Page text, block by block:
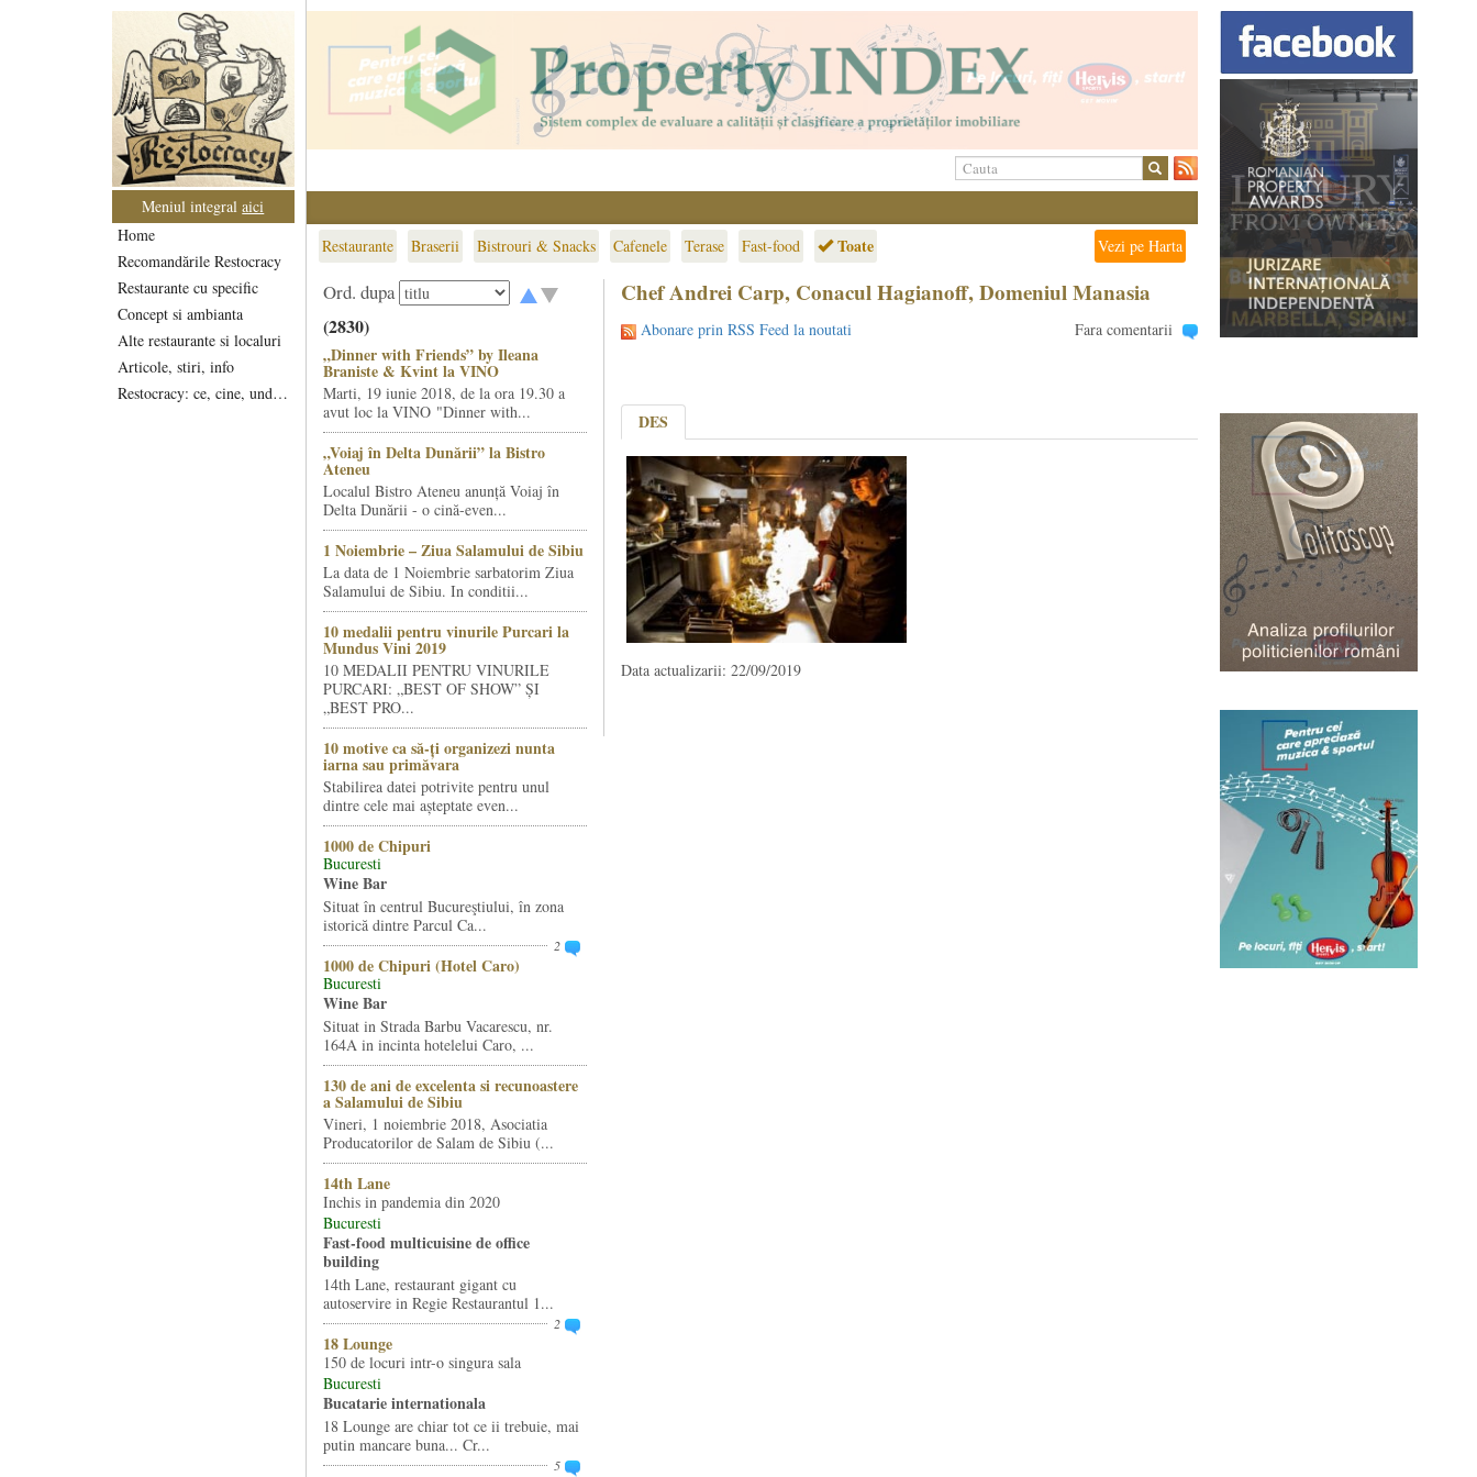
Meniul integralaici
Home
Recomandările Restocracy
Restaurante cu specific
Concept si ambianta
Alte restaurante si localuri
Articole, stiri, info
Restocracy: ce, cine, unde...
Restaurante Braserii Bistrouri & Snacks Cafenele Terase Fast-food Toate Vezi pe Harta
Ord. dupa
(2830)
„Dinner with Friends” by Ileana
Braniste & Kvint la VINO
Marti, 19 iunie 2018, de la ora 19.30 a
avut loc la VINO "Dinner with...
„Voiaj în Delta Dunării” la Bistro
Ateneu
Localul Bistro Ateneu anunță Voiaj în
Delta Dunării - o cină-even...
1 Noiembrie – Ziua Salamului de Sibiu
La data de 1 Noiembrie sarbatorim Ziua
Salamului de Sibiu. In conditii...
10 medalii pentru vinurile Purcari la
Mundus Vini 2019
10 MEDALII PENTRU VINURILE
PURCARI: „BEST OF SHOW” ȘI
„BEST PRO...
10 motive ca să-ți organizezi nunta
iarna sau primăvara
Stabilirea datei potrivite pentru unul
dintre cele mai așteptate even...
1000 de Chipuri
Bucuresti
Wine Bar
Situat în centrul Bucureştiului, în zona
istorică dintre Parcul Ca...
2
1000 de Chipuri (Hotel Caro)
Bucuresti
Wine Bar
Situat in Strada Barbu Vacarescu, nr.
164A in incinta hotelelui Caro, ...
130 de ani de excelenta si recunoastere
a Salamului de Sibiu
Vineri, 1 noiembrie 2018, Asociatia
Producatorilor de Salam de Sibiu (...
14th Lane
Inchis in pandemia din 2020
Bucuresti
Fast-food multicuisine de office
building
14th Lane, restaurant gigant cu
autoservire in Regie Restaurantul 1...
2
18 Lounge
150 de locuri intr-o singura sala
Bucuresti
Bucatarie internationala
18 Lounge are chiar tot ce ii trebuie, mai
putin mancare buna... Cr...
5
Chef Andrei Carp, Conacul Hagianoff, Domeniul Manasia
Abonare prin RSS Feed la noutati Fara comentarii
DES
Data actualizarii: 22/09/2019